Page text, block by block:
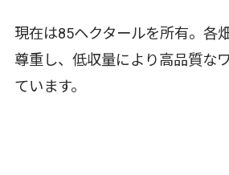
現在は85ヘクタールを所有。各
尊重し、低収量により高品質な
ています。